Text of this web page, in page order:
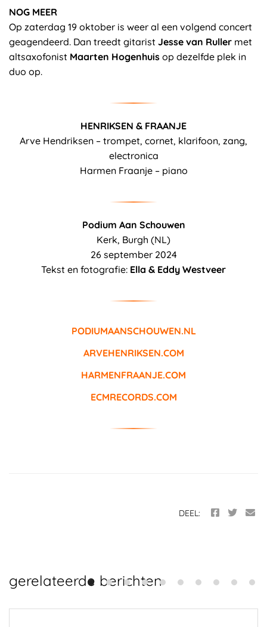
NOG MEER
Op zaterdag 19 oktober is weer al een volgend concert
geagendeerd. Dan treedt gitarist Jesse van Ruller met
altsaxofonist Maarten Hogenhuis op dezelfde plek in
duo op.
HENRIKSEN & FRAANJE
Arve Hendriksen – trompet, cornet, klarifoon, zang,
electronica
Harmen Fraanje – piano
Podium Aan Schouwen
Kerk, Burgh (NL)
26 september 2024
Tekst en fotografie: Ella & Eddy Westveer
PODIUMAANSCHOUWEN.NL
ARVEHENRIKSEN.COM
HARMENFRAANJE.COM
ECMRECORDS.COM
DEEL:
gerelateerde berichten